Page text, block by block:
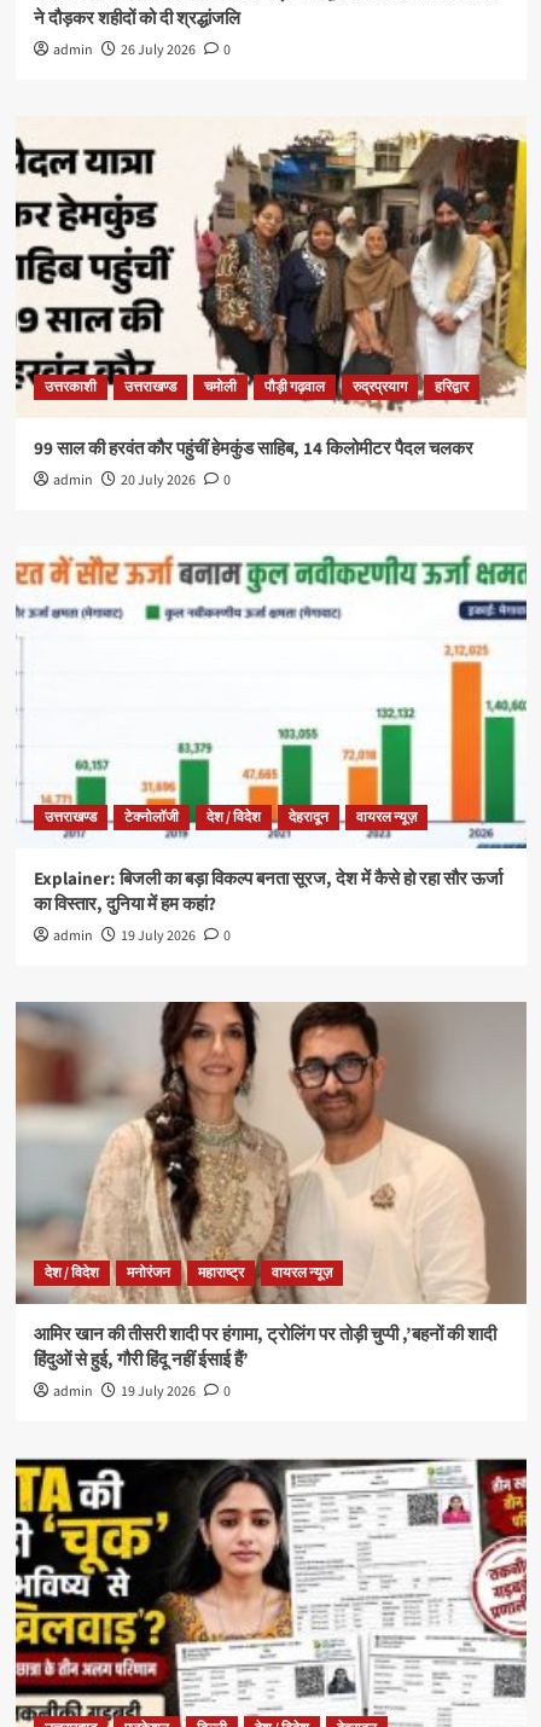
ने दौड़कर शहीदों को दी श्रद्धांजलि
admin 26 July 2026 0
उत्तरकाशी उत्तराखण्ड चमोली पौड़ी गढ़वाल रुद्रप्रयाग हरिद्वार
99 साल की हरवंत कौर पहुंचीं हेमकुंड साहिब, 14 किलोमीटर पैदल चलकर
admin 20 July 2026 0
उत्तराखण्ड टेक्नोलॉजी देश / विदेश देहरादून वायरल न्यूज़
Explainer: बिजली का बड़ा विकल्प बनता सूरज, देश में कैसे हो रहा सौर ऊर्जा
का विस्तार, दुनिया में हम कहां?
admin 19 July 2026 0
देश / विदेश मनोरंजन महाराष्ट्र वायरल न्यूज़
आमिर खान की तीसरी शादी पर हंगामा, ट्रोलिंग पर तोड़ी चुप्पी ,’बहनों की शादी
हिंदुओं से हुई, गौरी हिंदू नहीं ईसाई हैं’
admin 19 July 2026 0